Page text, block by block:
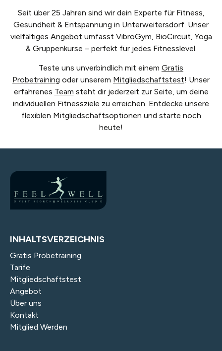
Seit über 25 Jahren sind wir dein Experte für Fitness,
Gesundheit & Entspannung in Unterweitersdorf. Unser
vielfältiges Angebot umfasst VibroGym, BioCircuit, Yoga
& Gruppenkurse – perfekt für jedes Fitnesslevel.
Teste uns unverbindlich mit einem Gratis
Probetraining oder unserem Mitgliedschaftstest! Unser
erfahrenes Team steht dir jederzeit zur Seite, um deine
individuellen Fitnessziele zu erreichen. Entdecke unsere
flexiblen Mitgliedschaftsoptionen und starte noch
heute!
INHALTSVERZEICHNIS
Gratis Probetraining
Tarife
Mitgliedschaftstest
Angebot
Über uns
Kontakt
Mitglied Werden